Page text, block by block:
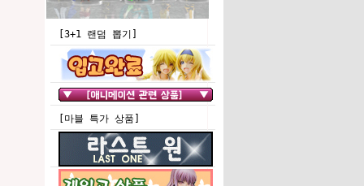
[3+1 랜덤 뽑기]
[마블 특가 상품]